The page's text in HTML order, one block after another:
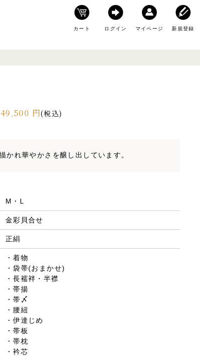
カート ログイン マイページ 新規登録
49,500 円(税込)
かれ華やかさを醸し出しています。
M・L
金彩貝合せ
正絹
・着物
・袋帯(おまかせ)
・長襦袢・半襟
・帯揚
・帯〆
・腰紐
・伊達じめ
・帯板
・帯枕
・衿芯